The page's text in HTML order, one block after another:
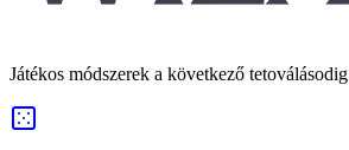
Játékos módszerek a következő tetoválásodig